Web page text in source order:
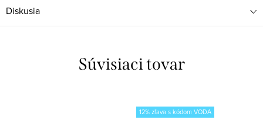
Diskusia
Súvisiaci tovar
12% zľava s kódom VODA